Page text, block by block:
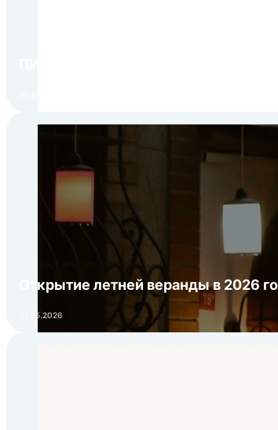
Открытие летней веранды в 2026
01.05.2026